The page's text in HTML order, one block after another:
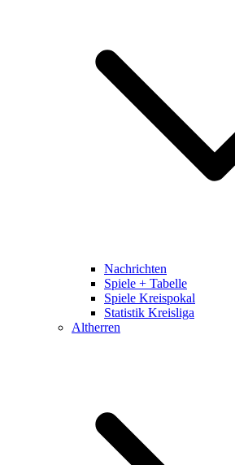
Nachrichten
Spiele + Tabelle
Spiele Kreispokal
Statistik Kreisliga
Altherren